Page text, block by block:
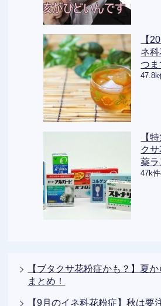
【
ネ
つま
47.8k
【
ク
薬
47k
【ブタクサ花粉症かも？】夏
まとめ！
【9月のイネ科花粉症】秋は要